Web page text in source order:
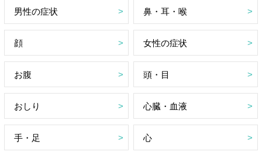
男性の症状 鼻・耳・喉
顔 女性の症状
お腹 頭・目
おしり 心臓・血液
手・足 心